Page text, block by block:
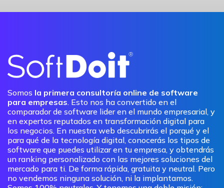
Somos la primera consultoría online de software
para empresas. Esto nos ha convertido en el
comparador de software lider en el mundo empresarial, y
en expertos reputados en transformación digital para
los negocios. En nuestra web descubrirás el porqué y el
para qué de la tecnología digital, conocerás los tipos de
software que puedes utilizar en tu empresa, y obtendrás
un ranking personalizado con las mejores soluciones del
mercado para ti. De forma rápida, gratuita y neutral. Pero
no vendemos ninguna solución, ni la implantamos.